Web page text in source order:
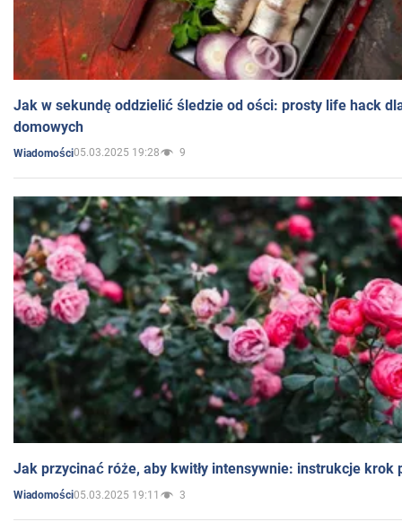
Jak w sekundę oddzielić śledzie od ości: prosty life hack
domowych
Wiadomości05.03.2025 19:28 9
Jak przycinać róże, aby kwitły intensywnie: instrukcje krok
Wiadomości05.03.2025 19:11 3